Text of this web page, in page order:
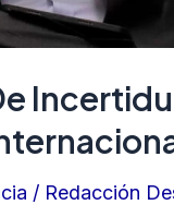
/ Redacción